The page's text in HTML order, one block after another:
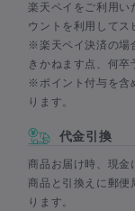
楽天ペイをご利用い
ウントを利用してス
※楽天ペイ決済の場
きかねます点、何卒
※ポイント付与を含
ります。
代金引換
商品お届け時、現金
商品と引換えに郵便
ります。